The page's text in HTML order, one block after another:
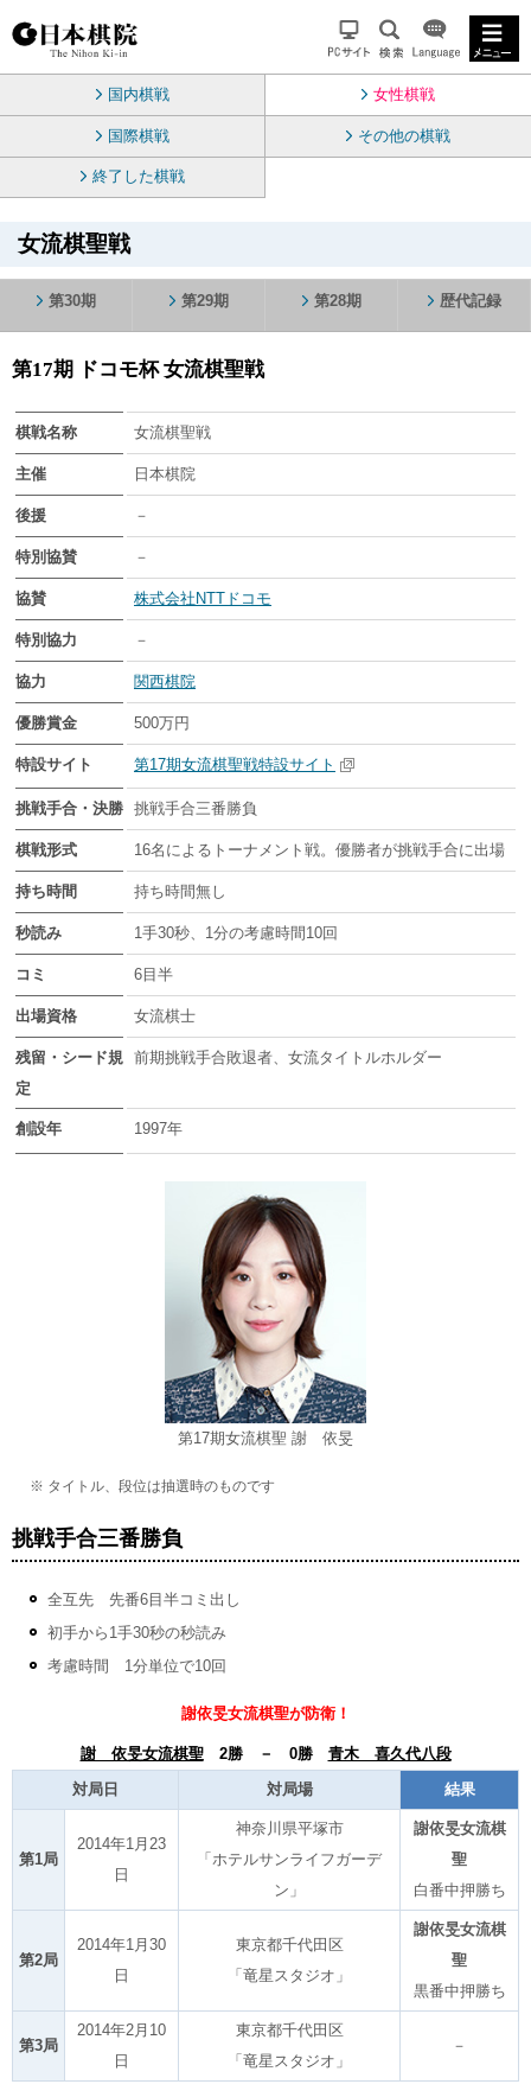
国内棋戦 女性棋戦
国際棋戦 その他の棋戦
終了した棋戦
女流棋聖戦
第30期 第29期 第28期 歴代記録
第17期 ドコモ杯 女流棋聖戦
棋戦名称 女流棋聖戦
主催 日本棋院
後援 －
特別協賛 －
協賛 株式会社NTTドコモ
特別協力 －
協力 関西棋院
優勝賞金 500万円
特設サイト 第17期女流棋聖戦特設サイト
挑戦手合・決勝 挑戦手合三番勝負
棋戦形式 16名によるトーナメント戦。優勝者が挑戦手合に出場
持ち時間 持ち時間無し
秒読み 1手30秒、1分の考慮時間10回
コミ 6目半
出場資格 女流棋士
残留・シード規
定
前期挑戦手合敗退者、女流タイトルホルダー
創設年 1997年
第17期女流棋聖 謝 依旻
※ タイトル、段位は抽選時のものです
挑戦手合三番勝負
全互先 先番6目半コミ出し
初手から1手30秒の秒読み
考慮時間 1分単位で10回
謝依旻女流棋聖が防衛！
謝 依旻女流棋聖2勝 － 0勝 青木 喜久代八段
対局日 対局場 結果
第1局
2014年1月23
日
神奈川県平塚市
「ホテルサンライフガーデ
ン」
謝依旻女流棋
聖
白番中押勝ち
第2局
2014年1月30
日
東京都千代田区
「竜星スタジオ」
謝依旻女流棋
聖
黒番中押勝ち
第3局
2014年2月10
日
東京都千代田区
「竜星スタジオ」
－